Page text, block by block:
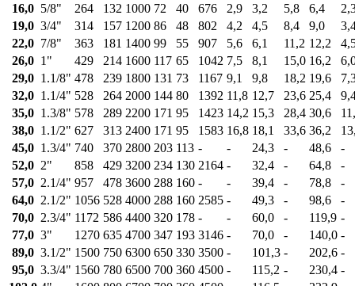
16,0 5/8" 264 132 1000 72 40 676 2,9 3,2 5,8 6,4
19,0 3/4" 314 157 1200 86 48 802 4,2 4,5 8,4 9,0
22,0 7/8" 363 181 1400 99 55 907 5,6 6,1 11,2 12,2
26,0 1" 429 214 1600 117 65 1042 7,5 8,1 15,0 16,2
29,0 1.1/8" 478 239 1800 131 73 1167 9,1 9,8 18,2 19,6
32,0 1.1/4" 528 264 2000 144 80 1392 11,8 12,7 23,6 25,4
35,0 1.3/8" 578 289 2200 171 95 1423 14,2 15,3 28,4 30,6
38,0 1.1/2" 627 313 2400 171 95 1583 16,8 18,1 33,6 36,2
45,0 1.3/4" 740 370 2800 203 113 - - 24,3 - 48,6
-
52,0 2" 858 429 3200 234 130 2164 - 32,4 - 64,8
-
57,0 2.1/4" 957 478 3600 288 160 - - 39,4 - 78,8
-
64,0 2.1/2" 1056 528 4000 288 160 2585 - 49,3 - 98,6
-
70,0 2.3/4" 1172 586 4400 320 178 - - 60,0 - 119,9 -
77,0 3" 1270 635 4700 347 193 3146 - 70,0 - 140,0 -
89,0 3.1/2" 1500 750 6300 650 330 3500 - 101,3 - 202,6 -
95,0 3.3/4" 1560 780 6500 700 360 4500 - 115,2 - 230,4 -